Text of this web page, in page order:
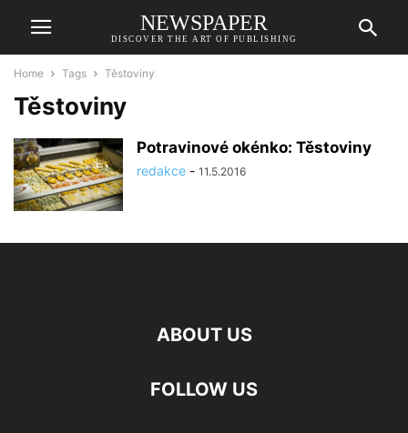
NEWSPAPER
DISCOVER THE ART OF PUBLISHING
Home Tags Těstoviny
Těstoviny
Potravinové okénko: Těstoviny
redakce - 11.5.2016
ABOUT US
FOLLOW US